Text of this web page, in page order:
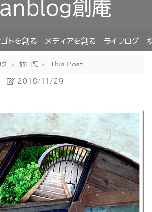
創庵
ゴトを創る メディアを創る ライフログ
グ 旅日記 This Post
2018/11/29